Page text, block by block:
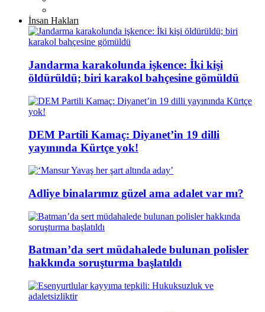
İnsan Hakları
Jandarma karakolunda işkence: İki kişi
öldürüldü; biri karakol bahçesine gömüldü
DEM Partili Kamaç: Diyanet’in 19 dilli
yayınında Kürtçe yok!
Adliye binalarımız güzel ama adalet var mı?
Batman’da sert müdahalede bulunan polisler
hakkında soruşturma başlatıldı